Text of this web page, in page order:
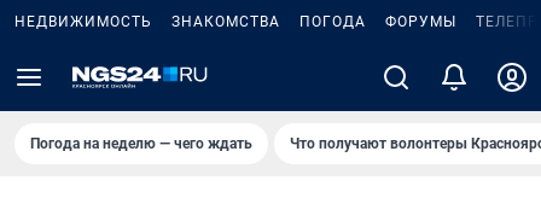
НЕДВИЖИМОСТЬ ЗНАКОМСТВА ПОГОДА ФОРУМЫ
Погода на неделю — чего ждать Что получают волонтеры